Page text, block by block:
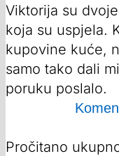
Viktorija su
koja su uspjela.
kupovine kuće,
samo tako dali
poruku poslalo.
Pročitano